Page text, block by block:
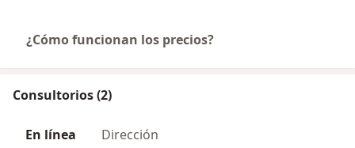
¿Cómo funcionan los precios?
Consultorios (2)
En línea Dirección